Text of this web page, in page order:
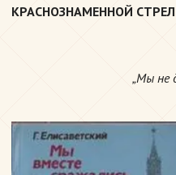
КРАСНОЗНАМЕННОЙ
„Мы не